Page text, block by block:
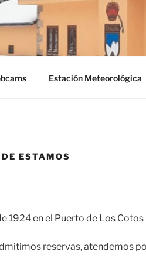
Estación Meteorológica
ESTAMOS
1924 en el Puerto de Los Cotos
reservas, atendemos